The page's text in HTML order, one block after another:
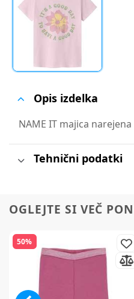
Opis izdelka
NAME IT majica
Tehnični podatki
OGLEJTE SI VEČ
50%